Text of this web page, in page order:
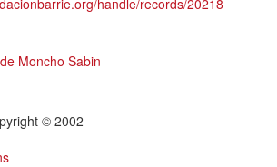
handle/records/20218
Moncho Sabin
© 2002-